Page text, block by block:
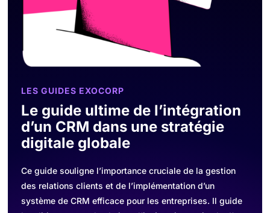
LES GUIDES EXOCORP
Le guide ultime de l’intégration
d’un CRM dans une stratégie
digitale globale
Ce guide souligne l’importance cruciale de la gestion
des relations clients et de l’implémentation d’un
système de CRM efficace pour les entreprises. Il guide